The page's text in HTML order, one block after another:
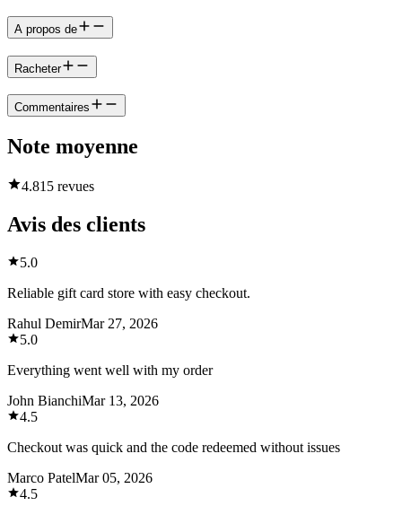
A propos de
Racheter
Commentaires
Note moyenne
4.815 revues
Avis des clients
5.0
Reliable gift card store with easy checkout.
Rahul DemirMar 27, 2026
5.0
Everything went well with my order
John BianchiMar 13, 2026
4.5
Checkout was quick and the code redeemed without issues
Marco PatelMar 05, 2026
4.5